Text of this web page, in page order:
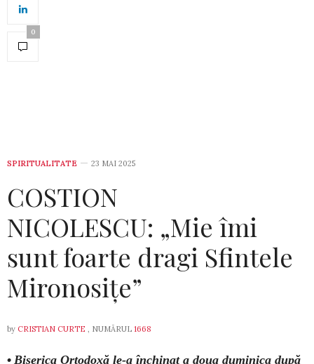
0
SPIRITUALITATE 23 MAI 2025
COSTION
NICOLESCU: „Mie îmi
sunt foarte dragi Sfintele
Mironosițe”
by CRISTIAN CURTE , NUMĂRUL 1668
• Biserica Ortodoxă le-a închinat a doua duminica după